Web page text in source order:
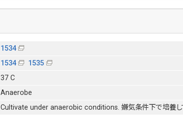
1534
1534
1535
37 C
Anaerobe
Cultivate under anaerobic conditions. 嫌気条件下で培養して